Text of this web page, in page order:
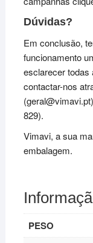
Dúvidas?
Em conclusão,
funcionamento
esclarecer
contactar-nos
829).
Vimavi, a sua
embalagem.
PESO